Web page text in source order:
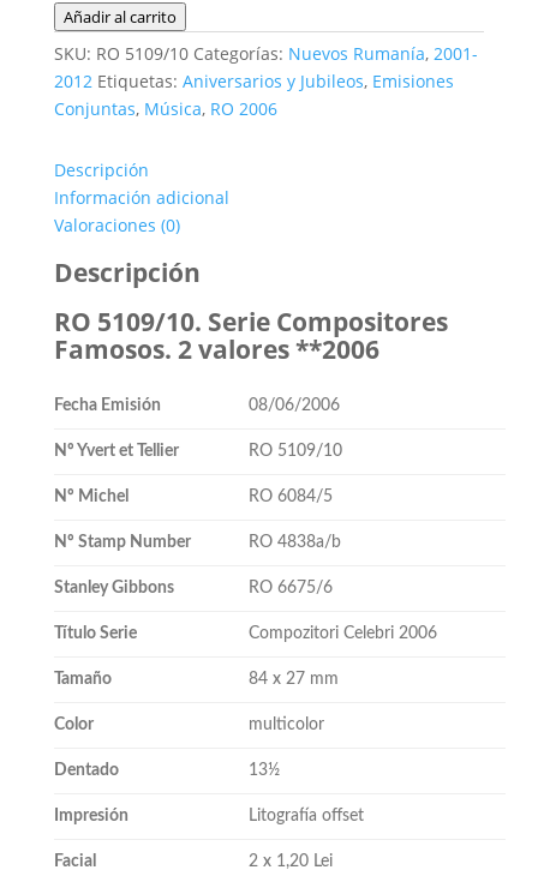
RO
5109/10.
Serie
Compositores
Famosos.
valores
**2006
cantidad
Añadir al carrito
SKU: RO 5109/10 Categorías: Nuevos Rumanía, 2001-
2012 Etiquetas: Aniversarios y Jubileos, Emisiones
Conjuntas, Música, RO 2006
Descripción
Información adicional
Valoraciones (0)
Descripción
RO 5109/10. Serie Compositores
Famosos. 2 valores **2006
Fecha Emisión 08/06/2006
Nº Yvert et Tellier RO 5109/10
Nº Michel RO 6084/5
Nº Stamp Number RO 4838a/b
Stanley Gibbons RO 6675/6
Título Serie Compozitori Celebri 2006
Tamaño 84 x 27 mm
Color multicolor
Dentado 13½
Impresión Litografía offset
Facial 2 x 1,20 Lei